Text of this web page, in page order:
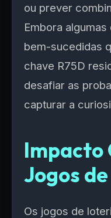
ou prever
Embora
bem-sucedidas
chave R75D
desafiar as
capturar a
Impacto
Jogos
Os jogos de